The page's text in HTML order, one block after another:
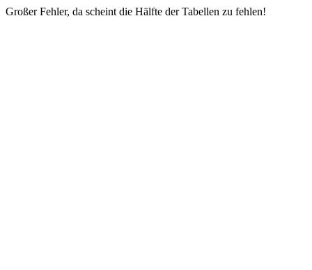
Großer Fehler, da scheint die Hälfte der Tabellen zu fehlen!